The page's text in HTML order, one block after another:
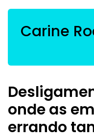
Carine
onde as
errando